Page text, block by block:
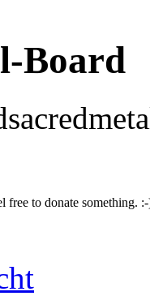
Board
free to donate something.